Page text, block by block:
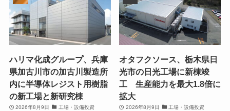
ハリマ化成グループ、兵庫
県加古川市の加古川製造所
内に半導体レジスト用樹脂
の新工場と新研究棟
2026年8月9日 工場・設備投資
オタフクソース、栃木県日
光市の日光工場に新棟竣
工 生産能力を最大1.8倍に
拡大
2026年8月9日 工場・設備投資